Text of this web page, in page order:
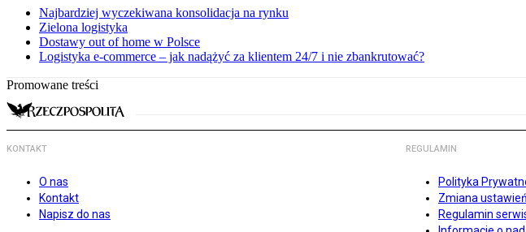
Najbardziej wyczekiwana konsolidacja na rynku
Zielona logistyka
Dostawy out of home w Polsce
Logistyka e-commerce – jak nadążyć za klientem 24/7 i nie zbankrutować?
Promowane treści
KONTAKT
O nas
Kontakt
Napisz do nas
REGULAMIN
Polityka
Zmiana
Regulamin